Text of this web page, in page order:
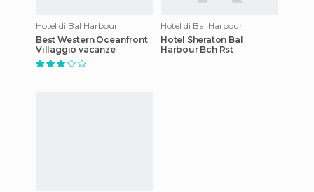
Hotel di Bal Harbour
Best Western Oceanfront
Villaggio vacanze
Hotel di Bal Harbour
Hotel Sheraton Bal
Harbour Bch Rst